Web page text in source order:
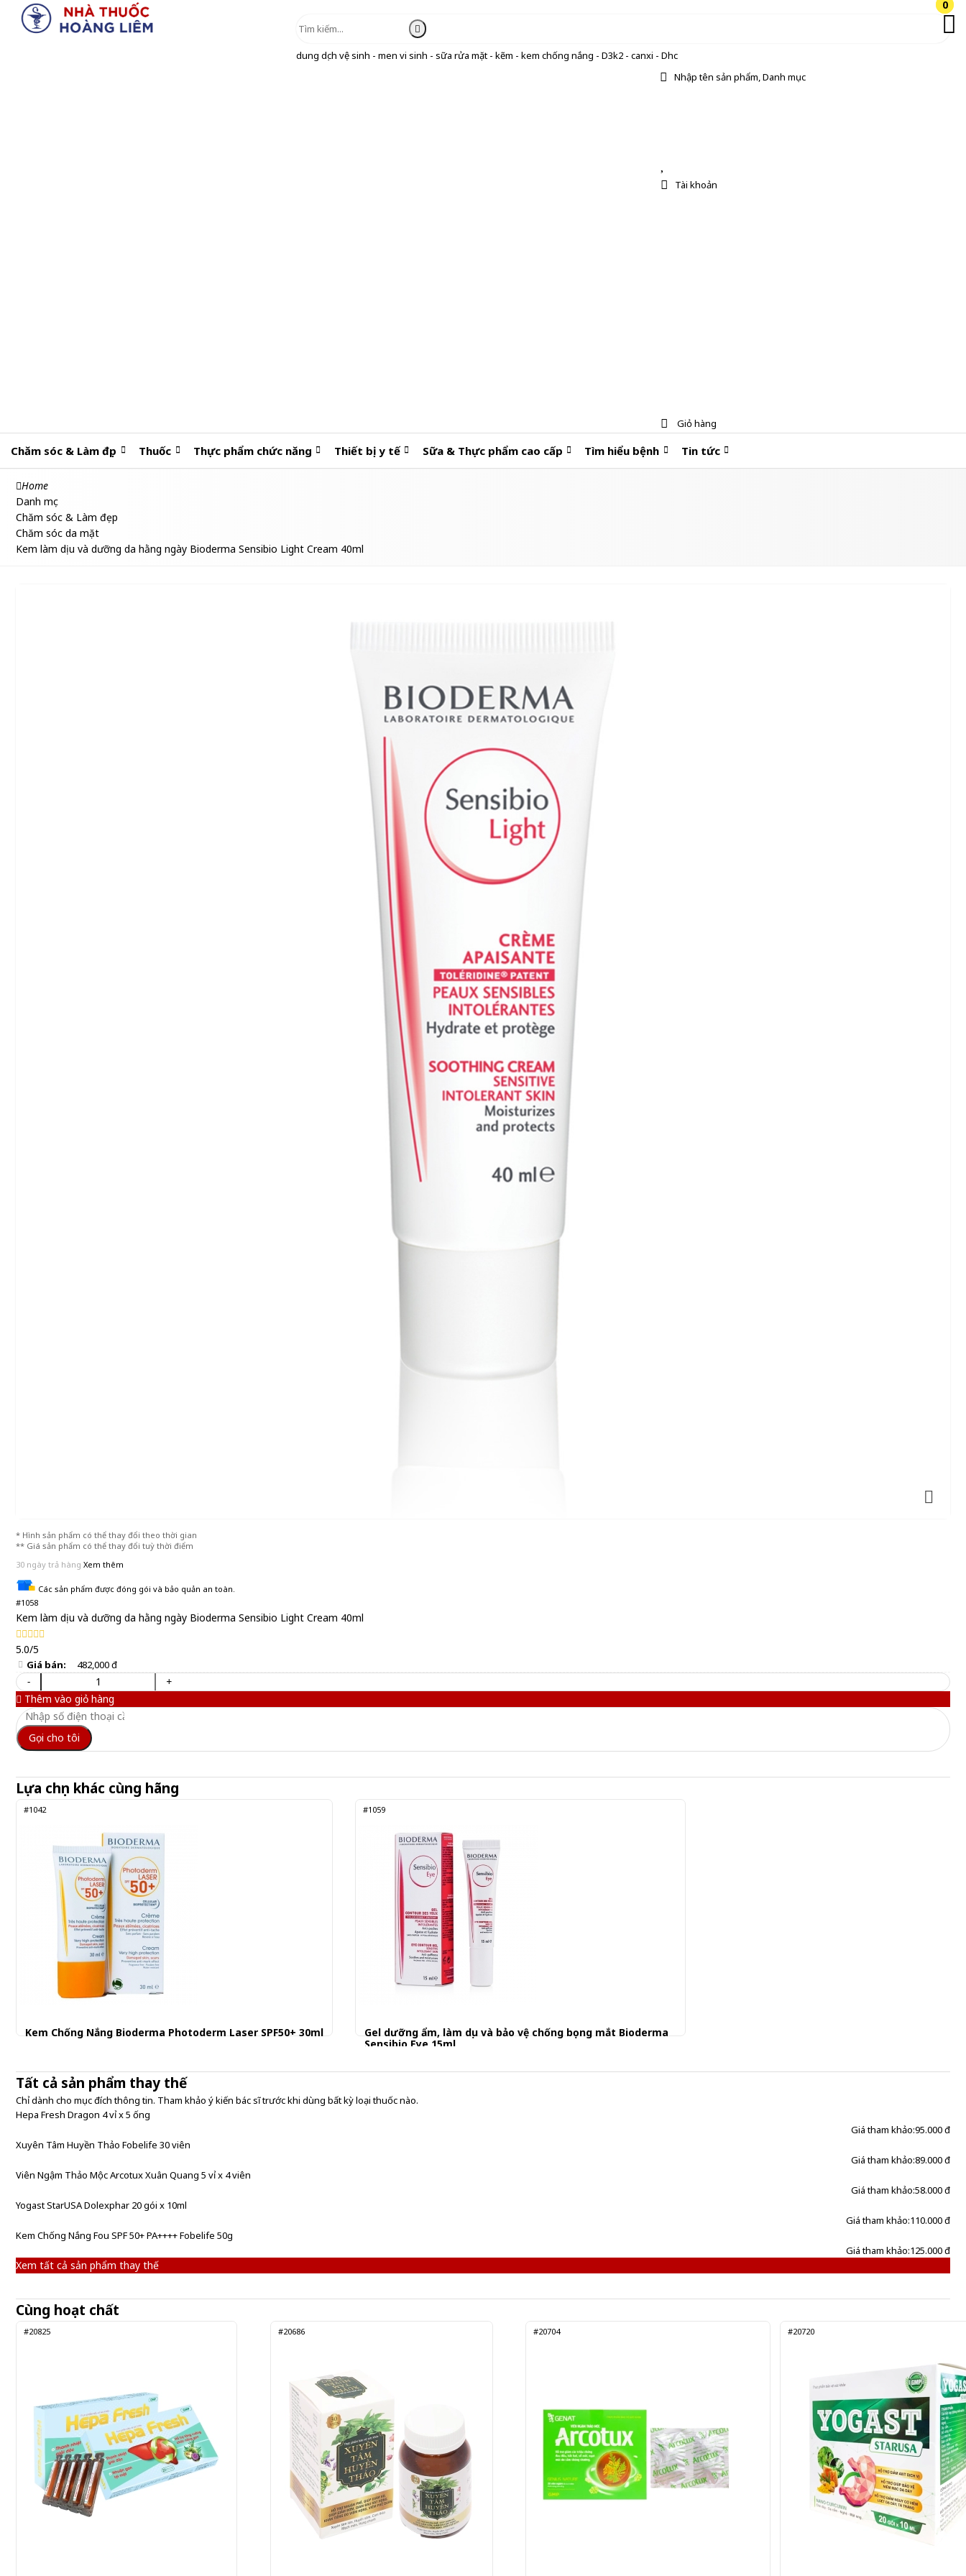
dung dịch vệ sinh - men vi sinh - sữa rửa mặt - kẽm - kem chống nắng - D3k2 - canxi - Dhc
Nhập tên sản phẩm, Danh mục
0
Tài khoản
0
Giỏ hàng
Chăm sóc & Làm đẹp Thuốc Thực phẩm chức năng Thiết bị y tế Sữa & Thực phẩm cao cấp Tìm hiểu bệnh Tin tức
Home
Danh mục
Chăm sóc & Làm đẹp
Chăm sóc da mặt
Kem làm dịu và dưỡng da hằng ngày Bioderma Sensibio Light Cream 40ml
* Hình sản phẩm có thể thay đổi theo thời gian
** Giá sản phẩm có thể thay đổi tuỳ thời điểm
30 ngày trả hàng Xem thêm
Các sản phẩm được đóng gói và bảo quản an toàn.
#1058
Kem làm dịu và dưỡng da hằng ngày Bioderma Sensibio Light Cream 40ml
5.0/5
Giá bán: 482,000 đ
-
+
Thêm vào giỏ hàng
Gọi cho tôi
Lựa chọn khác cùng hãng
#1042
Kem Chống Nắng Bioderma Photoderm Laser SPF50+ 30ml
#1059
Gel dưỡng ẩm, làm dịu và bảo vệ chống bọng mắt Bioderma
Sensibio Eye 15ml
Tất cả sản phẩm thay thế
Chỉ dành cho mục đích thông tin. Tham khảo ý kiến bác sĩ trước khi dùng bất kỳ loại thuốc nào.
Hepa Fresh Dragon 4 vỉ x 5 ống
Giá tham khảo:95.000 đ
Xuyên Tâm Huyền Thảo Fobelife 30 viên
Giá tham khảo:89.000 đ
Viên Ngậm Thảo Mộc Arcotux Xuân Quang 5 vỉ x 4 viên
Giá tham khảo:58.000 đ
Yogast StarUSA Dolexphar 20 gói x 10ml
Giá tham khảo:110.000 đ
Kem Chống Nắng Fou SPF 50+ PA++++ Fobelife 50g
Giá tham khảo:125.000 đ
Xem tất cả sản phẩm thay thế
Cùng hoạt chất
#20825 #20686 #20704 #20720